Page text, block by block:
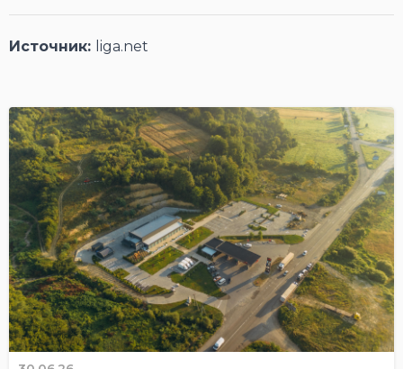
Источник: liga.net